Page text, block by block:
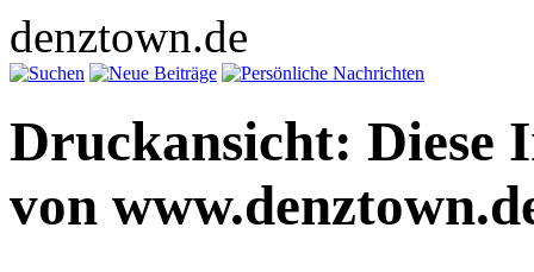
denztown.de
Druckansicht: Diese
von